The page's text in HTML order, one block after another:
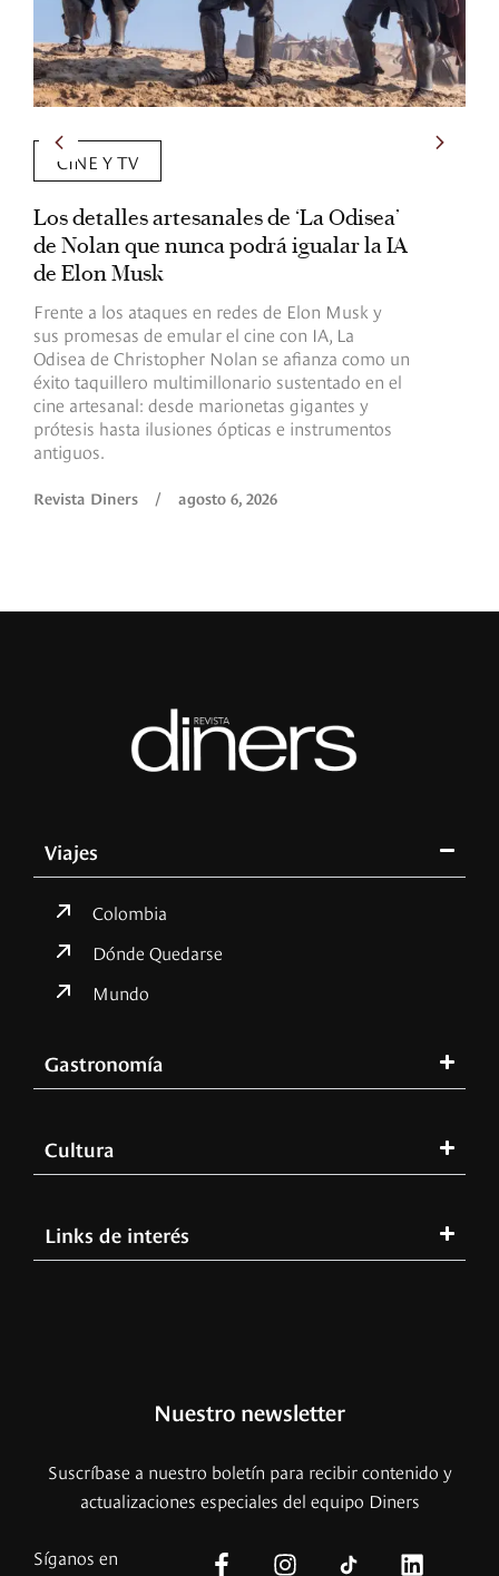
CINE Y TV
Los detalles artesanales de ‘La Odisea’
de Nolan que nunca podrá igualar la IA
de Elon Musk
Frente a los ataques en redes de Elon Musk y
sus promesas de emular el cine con IA, La
Odisea de Christopher Nolan se afianza como un
éxito taquillero multimillonario sustentado en el
cine artesanal: desde marionetas gigantes y
prótesis hasta ilusiones ópticas e instrumentos
antiguos.
Revista Diners / agosto 6, 2026
Viajes
Colombia
Dónde Quedarse
Mundo
Gastronomía
Cultura
Links de interés
Nuestro newsletter
Suscríbase a nuestro boletín para recibir contenido y
actualizaciones especiales del equipo Diners
Síganos en